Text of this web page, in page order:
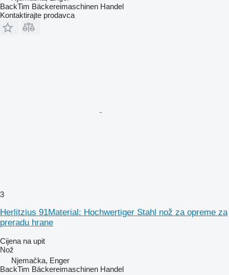
BackTim Bäckereimaschinen Handel
Kontaktirajte prodavca
3
Herlitzius 91Material: Hochwertiger Stahl nož za opreme za
preradu hrane
Cijena na upit
Nož
Njemačka, Enger
BackTim Bäckereimaschinen Handel